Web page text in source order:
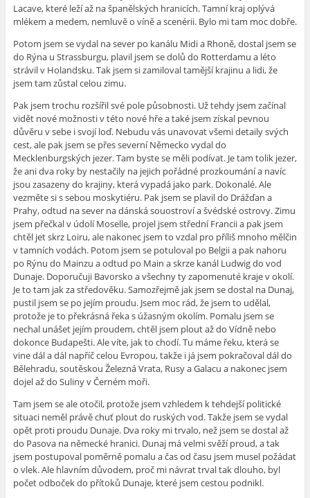
Lacave, které leží až na španělských hranicích. Tamní kraj oplývá
mlékem a medem, nemluvě o víně a scenérii. Bylo mi tam moc dobře.
Potom jsem se vydal na sever po kanálu Midi a Rhoně, dostal jsem se
do Rýna u Strassburgu, plavil jsem se dolů do Rotterdamu a léto
strávil v Holandsku. Tak jsem si zamiloval tamější krajinu a lidi, že
jsem tam zůstal celou zimu.
Pak jsem trochu rozšířil své pole působnosti. Už tehdy jsem začínal
vidět nové možnostiv této nové hřea také jsem získal pevnou
důvěru v sebe i svojí loď. Nebudu vás unavovat všemi detaily svých
cest, ale pak jsem se přes severní Německo vydal do
Mecklenburgských jezer. Tam byste se měli podívat. Je tam tolik jezer,
že ani dva roky by nestačily na jejich pořádné prozkoumání a navíc
jsou zasazeny do krajiny, která vypadá jako park. Dokonalé. Ale
vezměte si s sebou moskytiéru. Pak jsem se plavil do Drážďan a
Prahy, odtud na sever na dánská souostroví a švédské ostrovy. Zimu
jsem přečkal v údolí Moselle, projel jsem střední Francii a pak jsem
chtěl jet skrz Loiru, ale nakonec jsem to vzdal pro příliš mnoho mělčin
v tamních vodách. Potom jsem se potuloval po Belgii a pak nahoru
po Rýnu do Mainzu a odtud po Main a skrze kanál Ludwig do vod
Dunaje. Doporučuji Bavorsko a všechny ty zapomenuté kraje v okolí.
Je to tam jak za středověku. Samozřejmě jak jsem se dostal na Dunaj,
pustil jsem se po jejím proudu. Jsem moc rád, že jsem to udělal,
protože je to překrásná řeka s úžasným okolím. Pomalu jsem se
nechal unášet jejím proudem, chtěl jsem plout až do Vídně nebo
dokonce Budapešti. Ale víte, jak to chodí. Tu máme řeku, která se
vine dál a dál napříč celou Evropou, takže i já jsem pokračoval dál do
Bělehradu, soutěskou Železná Vrata, Rusy a Galacu a nakonec jsem
dojel až do Suliny v Černém moři.
Tam jsem se ale otočil, protože jsem vzhledem k tehdejší politické
situaci neměl právě chuť plout do ruských vod. Takže jsem se vydal
opět proti proudu Dunaje. Dva roky mi trvalo, než jsem se dostal až
do Pasova na německé hranici. Dunaj má velmi svěží proud, a tak
jsem postupoval poměrně pomalu a čas od času jsem musel požádat
o vlek. Ale hlavním důvodem, proč mi návrat trval tak dlouho, byl
počet odboček do přítoků Dunaje, které jsem cestou podnikl.